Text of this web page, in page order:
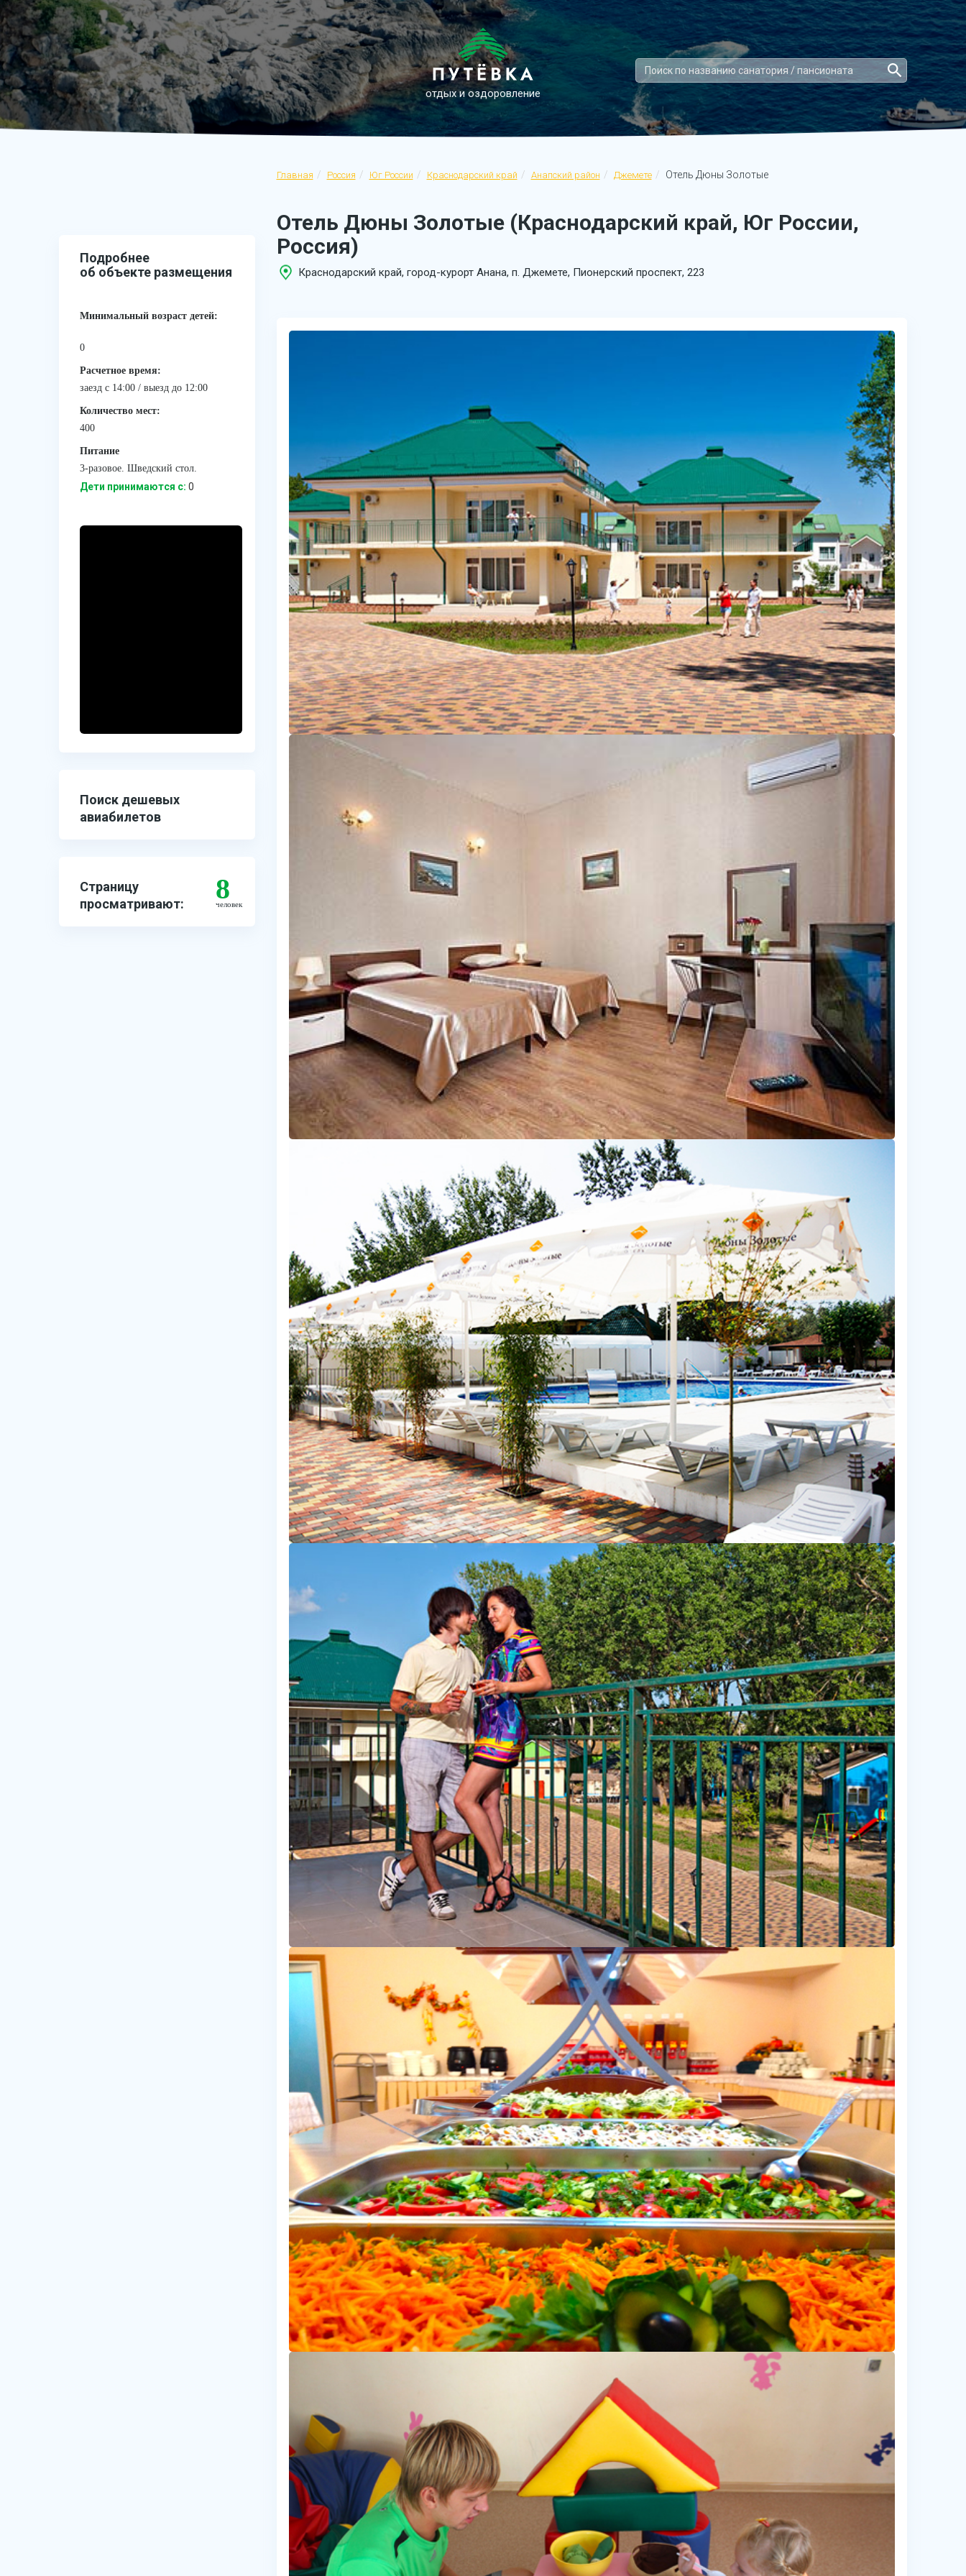
отдых и оздоровление
Главная Россия Юг России Краснодарский край Анапский район Джемете Отель Дюны Золотые
Отель Дюны Золотые (Краснодарский край, Юг России,
Россия)
Краснодарский край, город-курорт Анана, п. Джемете, Пионерский проспект, 223
Подробнее
об объекте размещения
Минимальный возраст детей:
0
Расчетное время:
заезд с 14:00 / выезд до 12:00
Количество мест:
400
Питание
3-разовое. Шведский стол.
Дети принимаются с: 0
Поиск дешевых
авиабилетов
Страницу
просматривают:
8
человек